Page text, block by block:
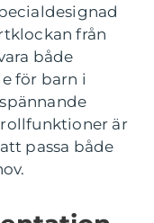
från
både
för barn i
är
passa både